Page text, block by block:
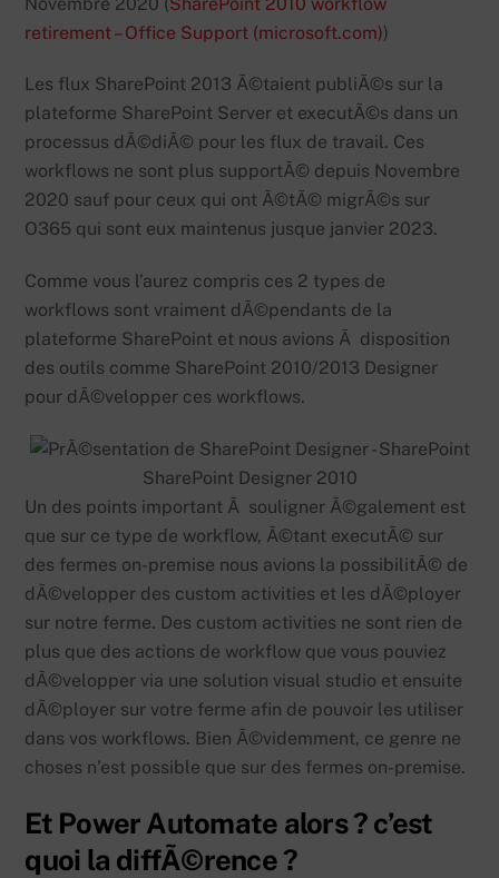
retirement – Office Support (microsoft.com))
Les flux SharePoint 2013 Ã©taient publiÃ©s sur la
plateforme SharePoint Server et executÃ©s dans un
processus dÃ©diÃ© pour les flux de travail. Ces
workflows ne sont plus supportÃ© depuis Novembre
2020 sauf pour ceux qui ont Ã©tÃ© migrÃ©s sur
O365 qui sont eux maintenus jusque janvier 2023.
Comme vous l’aurez compris ces 2 types de
workflows sont vraiment dÃ©pendants de la
plateforme SharePoint et nous avions Ã disposition
des outils comme SharePoint 2010/2013 Designer
pour dÃ©velopper ces workflows.
SharePoint Designer 2010
Un des points important Ã souligner Ã©galement est
que sur ce type de workflow, Ã©tant executÃ© sur
des fermes on-premise nous avions la possibilitÃ© de
dÃ©velopper des custom activities et les dÃ©ployer
sur notre ferme. Des custom activities ne sont rien de
plus que des actions de workflow que vous pouviez
dÃ©velopper via une solution visual studio et ensuite
dÃ©ployer sur votre ferme afin de pouvoir les utiliser
dans vos workflows. Bien Ã©videmment, ce genre ne
choses n’est possible que sur des fermes on-premise.
Et Power Automate alors ? c’est
quoi la diffÃ©rence ?